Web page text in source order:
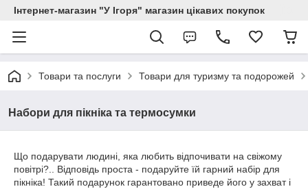
Інтернет-магазин "У Ігоря" магазин цікавих покупок
Товари та послуги Товари для туризму та подорожей
Набори для пікніка та термосумки
Що подарувати людині, яка любить відпочивати на свіжому
повітрі?.. Відповідь проста - подаруйте їй гарний набір для
пікніка! Такий подарунок гарантовано приведе його у захват і